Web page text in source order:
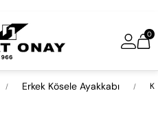
0
Erkek Kösele Ayakkabı